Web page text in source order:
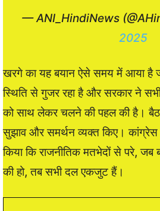
— ANI_HindiNews
2025
खरगे का यह बयान ऐसे समय में आया है
स्थिति से गुजर रहा है और सरकार ने
को साथ लेकर चलने की पहल की है।
सुझाव और समर्थन व्यक्त किए। कांग्रेस
किया कि राजनीतिक मतभेदों से परे, जब
की हो, तब सभी दल एकजुट हैं।